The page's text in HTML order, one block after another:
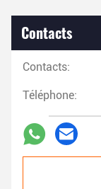
Contacts
Contacts:
Téléphone: